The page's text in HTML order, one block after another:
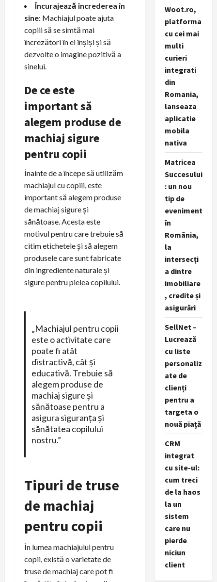
Încurajează încrederea în
sine: Machiajul poate ajuta
copiii să se simtă mai
încrezători în ei înșiși și să
dezvolte o imagine pozitivă a
sinelui.
De ce este
important să
alegem produse de
machiaj sigure
pentru copii
Înainte de a începe să utilizăm
machiajul cu copiii, este
important să alegem produse
de machiaj sigure și
sănătoase. Acesta este
motivul pentru care trebuie să
citim etichetele și să alegem
produsele care sunt fabricate
din ingrediente naturale și
sigure pentru pielea copilului.
„Machiajul pentru copii
este o activitate care
poate fi atât
distractivă, cât și
educativă. Trebuie să
alegem produse de
machiaj sigure și
sănătoase pentru a
asigura siguranța și
sănătatea copilului
nostru.”
Tipuri de truse
de machiaj
pentru copii
În lumea machiajului pentru
copii, există o varietate de
truse de machiaj care pot fi
Woot.ro,
platforma
cu cei mai
multi
curieri
integrati
din
Romania,
lanseaza
aplicatie
mobila
nativa
Matricea
Succesului
: un nou
tip de
eveniment
în
România,
la
intersecți
a dintre
imobiliare
, credite și
asigurări
SellNet –
Lucrează
cu liste
personaliz
ate de
clienți
pentru a
targeta o
nouă piață
CRM
integrat
cu site-ul:
cum treci
de la haos
la un
sistem
care nu
pierde
niciun
client